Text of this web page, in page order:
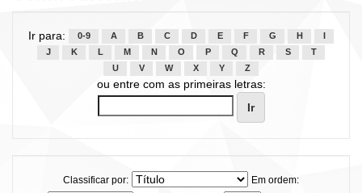
Ir para: 0-9 A B C D E F G H
J
K L M N O P Q R S
T
U
V W X Y Z
ou entre com as primeiras letras:
Classificar por:
Em ordem: